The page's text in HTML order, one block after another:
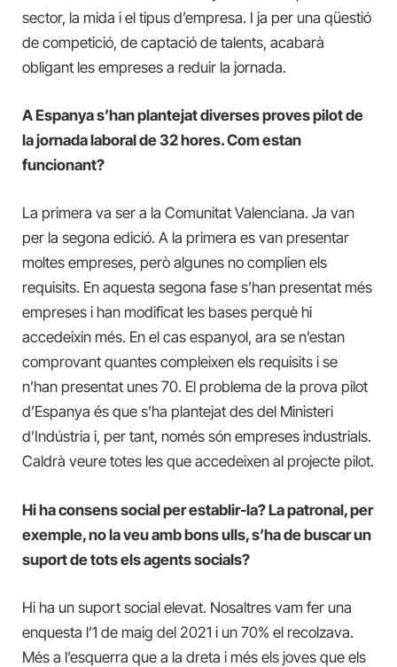
sector, la mida i el tipus d’empresa. I ja per una qüestió
de competició, de captació de talents, acabarà
obligant les empreses a reduir la jornada.
A Espanya s’han plantejat diverses proves pilot de
la jornada laboral de 32 hores. Com estan
funcionant?
La primera va ser a la Comunitat Valenciana. Ja van
per la segona edició. A la primera es van presentar
moltes empreses, però algunes no complien els
requisits. En aquesta segona fase s’han presentat més
empreses i han modificat les bases perquè hi
accedeixin més. En el cas espanyol, ara se n’estan
comprovant quantes compleixen els requisits i se
n’han presentat unes 70. El problema de la prova pilot
d’Espanya és que s’ha plantejat des del Ministeri
d’Indústria i, per tant, només són empreses industrials.
Caldrà veure totes les que accedeixen al projecte pilot.
Hi ha consens social per establir-la? La patronal, per
exemple, no la veu amb bons ulls, s’ha de buscar un
suport de tots els agents socials?
Hi ha un suport social elevat. Nosaltres vam fer una
enquesta l’1 de maig del 2021 i un 70% el recolzava.
Més a l’esquerra que a la dreta i més els joves que els